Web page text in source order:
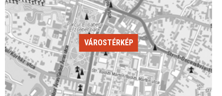
VÁROSTÉRKÉP